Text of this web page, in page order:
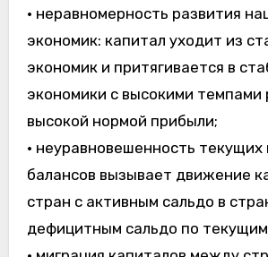
• неравномерность развития
экономик: капитал уходит из
экономик и притягивается в
экономики с высокими темпами
высокой нормой прибыли;
• неуравновешенность
балансов вызывает движение
стран с активным сальдо в
дефицитным сальдо по